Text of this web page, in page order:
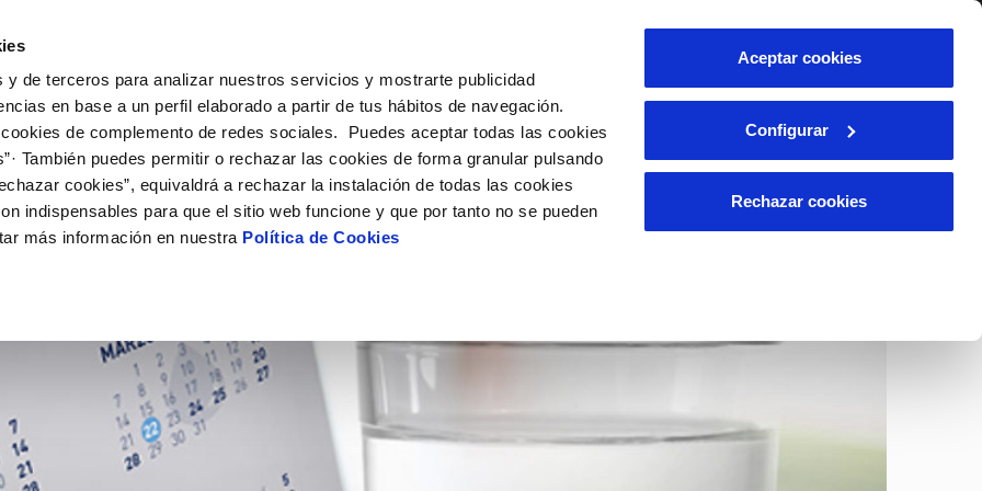
y de terceros para analizar nuestros servicios y mostrarte publicidad
en base a un perfil elaborado a partir de tus hábitos de navegación.
de complemento de redes sociales. Puedes aceptar todas las cookies
También puedes permitir o rechazar las cookies de forma granular pulsando
cookies”, equivaldrá a rechazar la instalación de todas las cookies
indispensables para que el sitio web funcione y que por tanto no se pueden
más información en nuestra Política de Cookies
Aceptar cookies
Configurar
Rechazar cookies
de titular
de suministro
MODIFICACIÓN DE DATOS
Actualizar datos bancarios
Actualizar datos de domicilio
INCIDENCIAS
Comunica anomalías o posibles
VER TODAS LAS GESTIONES
Tu Servicio
AL CLIENTE
de contacto
de fuga interior
COMPROMISO DE SERVICIO
Carta de compromisos
Customer Counsel (Defensa del
Programa CONTIGO
Tu Agua
calidad del agua
CUIDADOS DEL AGUA
Consejos de ahorro
Cuidados de los sumideros
Conócenos
COMPROMISOS
ambiente
Área de clientes